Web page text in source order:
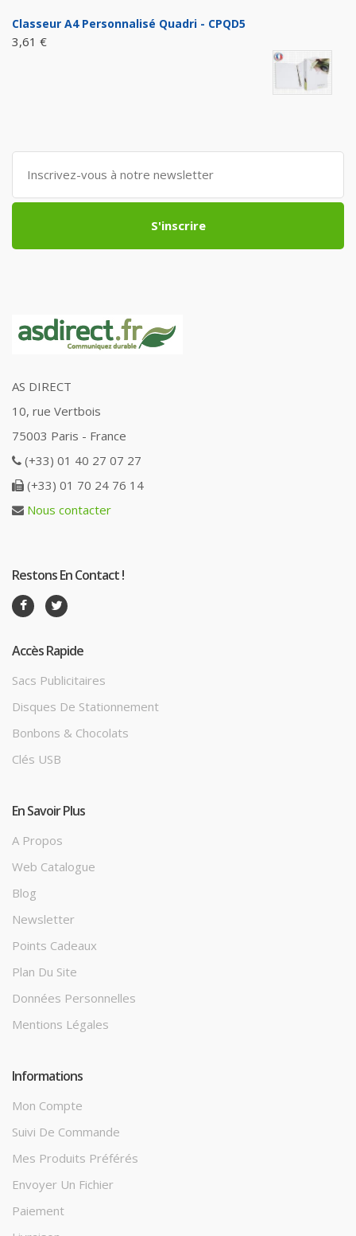
Classeur A4 Personnalisé Quadri - CPQD5
3,61 €
S'inscrire
AS DIRECT
10, rue Vertbois
75003 Paris - France
(+33) 01 40 27 07 27
(+33) 01 70 24 76 14
Nous contacter
Restons En Contact !
Accès Rapide
Sacs Publicitaires
Disques De Stationnement
Bonbons & Chocolats
Clés USB
En Savoir Plus
A Propos
Web Catalogue
Blog
Newsletter
Points Cadeaux
Plan Du Site
Données Personnelles
Mentions Légales
Informations
Mon Compte
Suivi De Commande
Mes Produits Préférés
Envoyer Un Fichier
Paiement